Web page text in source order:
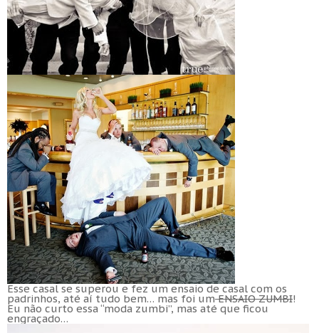
Esse casal se superou e fez um ensaio de casal com os
padrinhos, até aí tudo bem… mas foi umENSAIO ZUMBI!
Eu não curto essa “moda zumbi”, mas até que ficou
engraçado…